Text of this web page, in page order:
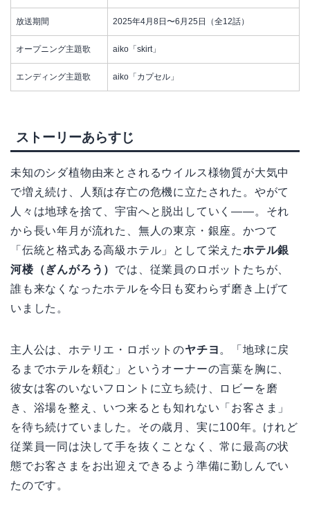
放送期間 2025年4月8日〜6月25日（全12話）
オープニング主題歌 aiko「skirt」
エンディング主題歌 aiko「カプセル」
ストーリーあらすじ
未知のシダ植物由来とされるウイルス様物質が大気中
で増え続け、人類は存亡の危機に立たされた。やがて
人々は地球を捨て、宇宙へと脱出していく――。それ
から長い年月が流れた、無人の東京・銀座。かつて
「伝統と格式ある高級ホテル」として栄えたホテル銀
河楼（ぎんがろう） では、従業員のロボットたちが、
誰も来なくなったホテルを今日も変わらず磨き上げて
いました。
主人公は、ホテリエ・ロボットのヤチヨ 。「地球に戻
るまでホテルを頼む」というオーナーの言葉を胸に、
彼女は客のいないフロントに立ち続け、ロビーを磨
き、浴場を整え、いつ来るとも知れない「お客さま」
を待ち続けていました。その歳月、実に100年。けれど
従業員一同は決して手を抜くことなく、常に最高の状
態でお客さまをお出迎えできるよう準備に勤しんでい
たのです。